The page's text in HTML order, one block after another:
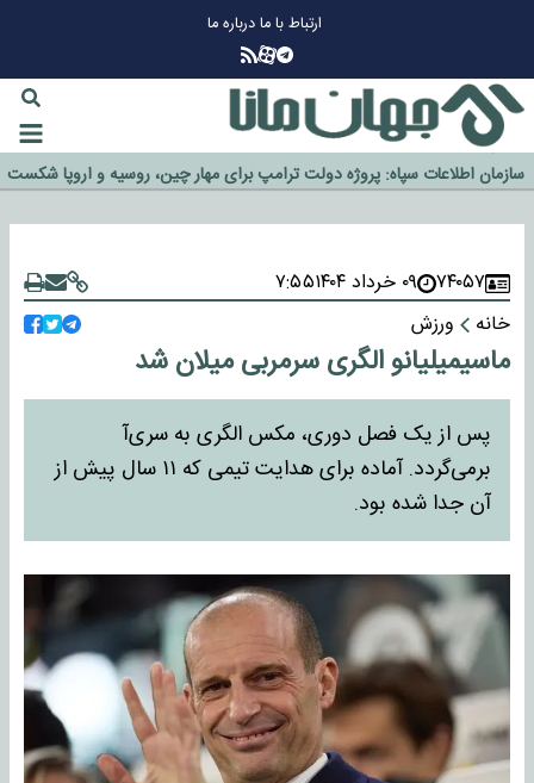
ارتباط با مادرباره ما
گزینه جدایی اوسمار روی میز مدیران پرسپولیس
آیا رئیس جمهور آمریکا قانون را دور می‌زند؟
اخراج رسمی چهره نامدار از پرسپولیس
سازمان اطلاعات سپاه: پروژه دولت ترامپ برای مهار چین، روسیه و اروپا شکست
خورد
۷۴۰۵۷ ۰۹ خرداد ۱۴۰۴
۷:۵۵
خانه
ورزش
ماسیمیلیانو الگری سرمربی میلان شد
پس از یک فصل دوری، مکس الگری به سری‌آ
برمی‌گردد. آماده برای هدایت تیمی که ۱۱ سال پیش از
آن جدا شده بود.